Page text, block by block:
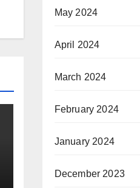
May 2024
April 2024
March 2024
February 2024
January 2024
December 2023